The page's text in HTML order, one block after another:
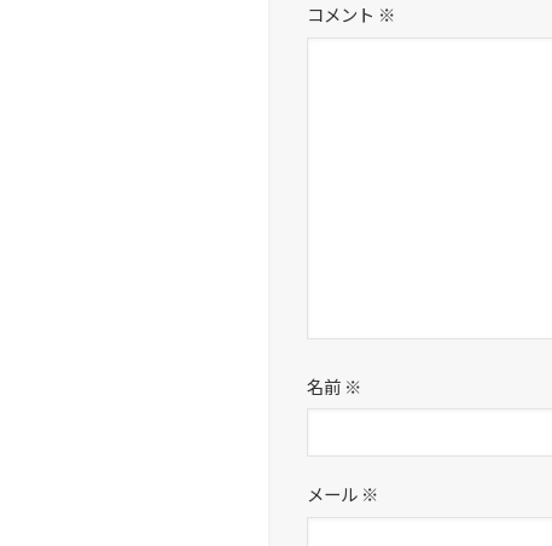
コメント ※
名前 ※
メール ※